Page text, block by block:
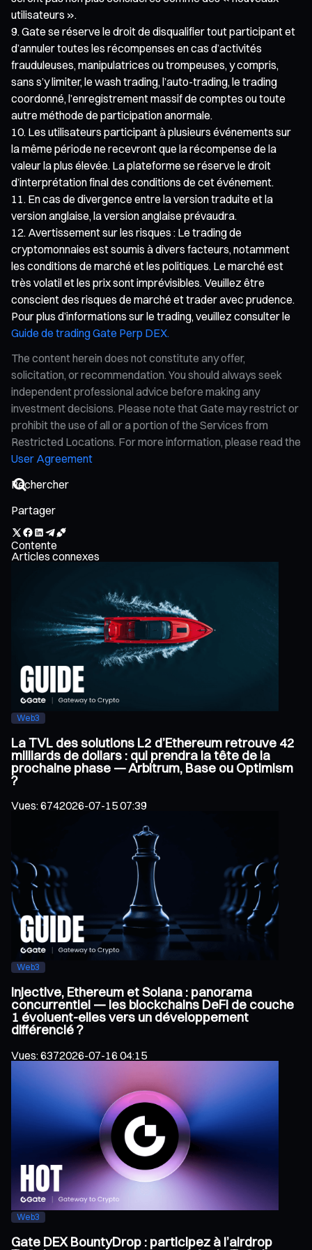
utilisateurs ».
Gate se réserve le droit de disqualifier tout participant et
d’annuler toutes les récompenses en cas d’activités
frauduleuses, manipulatrices ou trompeuses, y compris,
sans s’y limiter, le wash trading, l’auto-trading, le trading
coordonné, l’enregistrement massif de comptes ou toute
autre méthode de participation anormale.
Les utilisateurs participant à plusieurs événements sur
la même période ne recevront que la récompense de la
valeur la plus élevée. La plateforme se réserve le droit
d’interprétation final des conditions de cet événement.
En cas de divergence entre la version traduite et la
version anglaise, la version anglaise prévaudra.
Avertissement sur les risques : Le trading de
cryptomonnaies est soumis à divers facteurs, notamment
les conditions de marché et les politiques. Le marché est
très volatil et les prix sont imprévisibles. Veuillez être
conscient des risques de marché et trader avec prudence.
Pour plus d’informations sur le trading, veuillez consulter le
Guide de trading Gate Perp DEX.
The content herein does not constitute any offer,
solicitation, or recommendation. You should always seek
independent professional advice before making any
investment decisions. Please note that Gate may restrict or
prohibit the use of all or a portion of the Services from
Restricted Locations. For more information, please read the
User Agreement
Partager
Contente
Articles connexes
Web3
La TVL des solutions L2 d’Ethereum retrouve 42
milliards de dollars : qui prendra la tête de la
prochaine phase — Arbitrum, Base ou Optimism
?
Vues:6742026-07-15 07:39
Web3
Injective, Ethereum et Solana : panorama
concurrentiel — les blockchains DeFi de couche
1 évoluent-elles vers un développement
différencié ?
Vues:6372026-07-16 04:15
Web3
Gate DEX BountyDrop : participez à l’airdrop